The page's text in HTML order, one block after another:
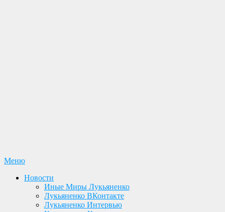
Перейти
содержимому
Меню
Новости
Иные Миры Лукьяненко
Лукьяненко ВКонтакте
Лукьяненко Интервью